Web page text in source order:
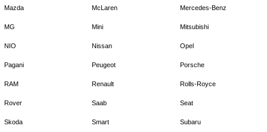
Mazda McLaren Mercedes-Benz
MG Mini Mitsubishi
NIO Nissan Opel
Pagani Peugeot Porsche
RAM Renault Rolls-Royce
Rover Saab Seat
Skoda Smart Subaru